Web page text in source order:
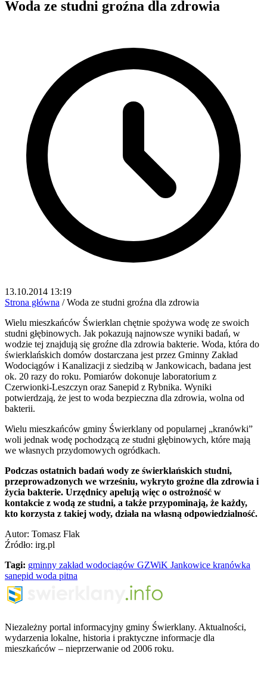
Woda ze studni groźna dla zdrowia
13.10.2014 13:19
Strona główna / Woda ze studni groźna dla zdrowia
Wielu mieszkańców Świerklan chętnie spożywa wodę ze swoich
studni głębinowych. Jak pokazują najnowsze wyniki badań, w
wodzie tej znajdują się groźne dla zdrowia bakterie. Woda, która do
świerklańskich domów dostarczana jest przez Gminny Zakład
Wodociągów i Kanalizacji z siedzibą w Jankowicach, badana jest
ok. 20 razy do roku. Pomiarów dokonuje laboratorium z
Czerwionki-Leszczyn oraz Sanepid z Rybnika. Wyniki
potwierdzają, że jest to woda bezpieczna dla zdrowia, wolna od
bakterii.
Wielu mieszkańców gminy Świerklany od popularnej „kranówki”
woli jednak wodę pochodzącą ze studni głębinowych, które mają
we własnych przydomowych ogródkach.
Podczas ostatnich badań wody ze świerklańskich studni,
przeprowadzonych we wrześniu, wykryto groźne dla zdrowia i
życia bakterie. Urzędnicy apelują więc o ostrożność w
kontakcie z wodą ze studni, a także przypominają, że każdy,
kto korzysta z takiej wody, działa na własną odpowiedzialność.
Autor: Tomasz Flak
Źródło: irg.pl
Tagi: gminny zakład wodociągów GZWiK Jankowice kranówka
sanepid woda pitna
Niezależny portal informacyjny gminy Świerklany. Aktualności,
wydarzenia lokalne, historia i praktyczne informacje dla
mieszkańców – nieprzerwanie od 2006 roku.